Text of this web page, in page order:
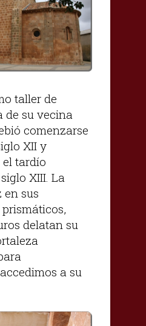
taller de
de su vecina
comenzarse
XII y
tardío
XIII. La
en sus
delatan su
a su